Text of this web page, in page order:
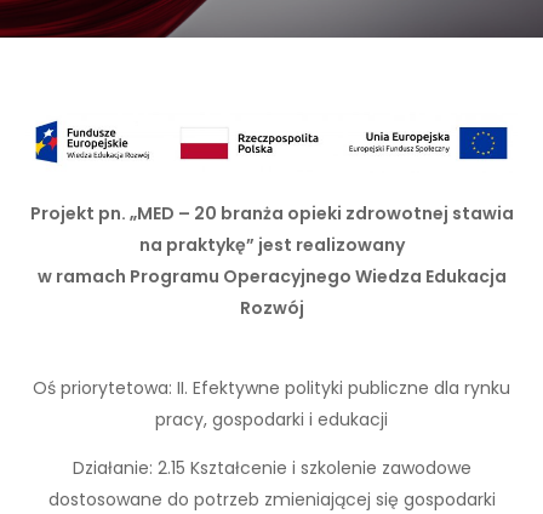
Projekt pn. „MED – 20 branża opieki zdrowotnej stawia
na praktykę” jest realizowany
w ramach Programu Operacyjnego Wiedza Edukacja
Rozwój
Oś priorytetowa: II. Efektywne polityki publiczne dla rynku
pracy, gospodarki i edukacji
Działanie: 2.15 Kształcenie i szkolenie zawodowe
dostosowane do potrzeb zmieniającej się gospodarki